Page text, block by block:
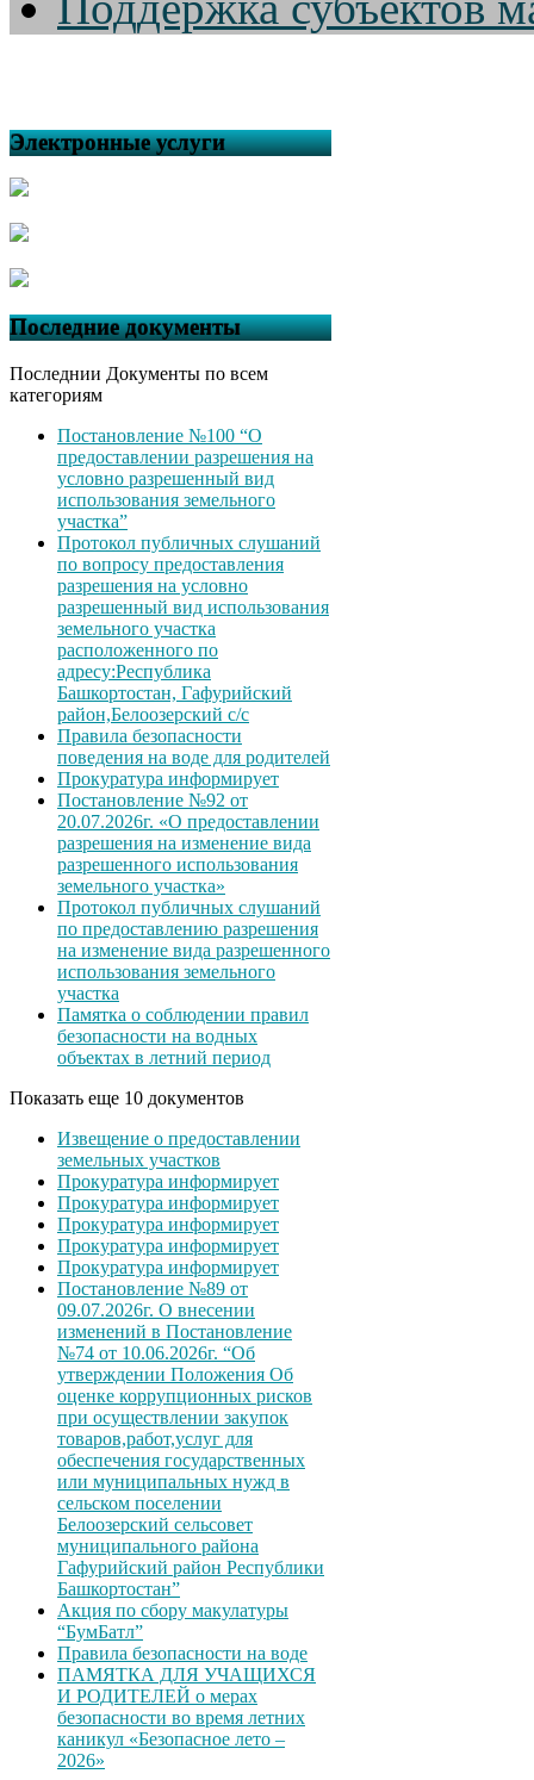
Электронные услуги
Последние документы
Последнии Документы по всем
категориям
Постановление №100 “О
предоставлении разрешения на
условно разрешенный вид
использования земельного
участка”
Протокол публичных слушаний
по вопросу предоставления
разрешения на условно
разрешенный вид использования
земельного участка
расположенного по
адресу:Республика
Башкортостан, Гафурийский
район,Белоозерский с/с
Правила безопасности
поведения на воде для родителей
Прокуратура информирует
Постановление №92 от
20.07.2026г. «О предоставлении
разрешения на изменение вида
разрешенного использования
земельного участка»
Протокол публичных слушаний
по предоставлению разрешения
на изменение вида разрешенного
использования земельного
участка
Памятка о соблюдении правил
безопасности на водных
объектах в летний период
Показать еще 10 документов
Извещение о предоставлении
земельных участков
Прокуратура информирует
Прокуратура информирует
Прокуратура информирует
Прокуратура информирует
Прокуратура информирует
Постановление №89 от
09.07.2026г. О внесении
изменений в Постановление
№74 от 10.06.2026г. “Об
утверждении Положения Об
оценке коррупционных рисков
при осуществлении закупок
товаров,работ,услуг для
обеспечения государственных
или муниципальных нужд в
сельском поселении
Белоозерский сельсовет
муниципального района
Гафурийский район Республики
Башкортостан”
Акция по сбору макулатуры
“БумБатл”
Правила безопасности на воде
ПАМЯТКА ДЛЯ УЧАЩИХСЯ
И РОДИТЕЛЕЙ о мерах
безопасности во время летних
каникул «Безопасное лето –
2026»